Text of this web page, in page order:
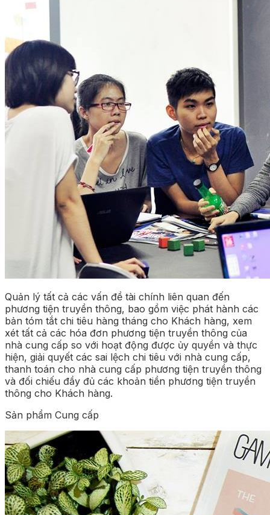
Quản lý tất cả các vấn đề tài chính liên quan đến
phương tiện truyền thông, bao gồm việc phát hành các
bản tóm tắt chi tiêu hàng tháng cho Khách hàng, xem
xét tất cả các hóa đơn phương tiện truyền thông của
nhà cung cấp so với hoạt động được ủy quyền và thực
hiện, giải quyết các sai lệch chi tiêu với nhà cung cấp,
thanh toán cho nhà cung cấp phương tiện truyền thông
và đối chiếu đầy đủ các khoản tiền phương tiện truyền
thông cho Khách hàng.
Sản phẩm Cung cấp